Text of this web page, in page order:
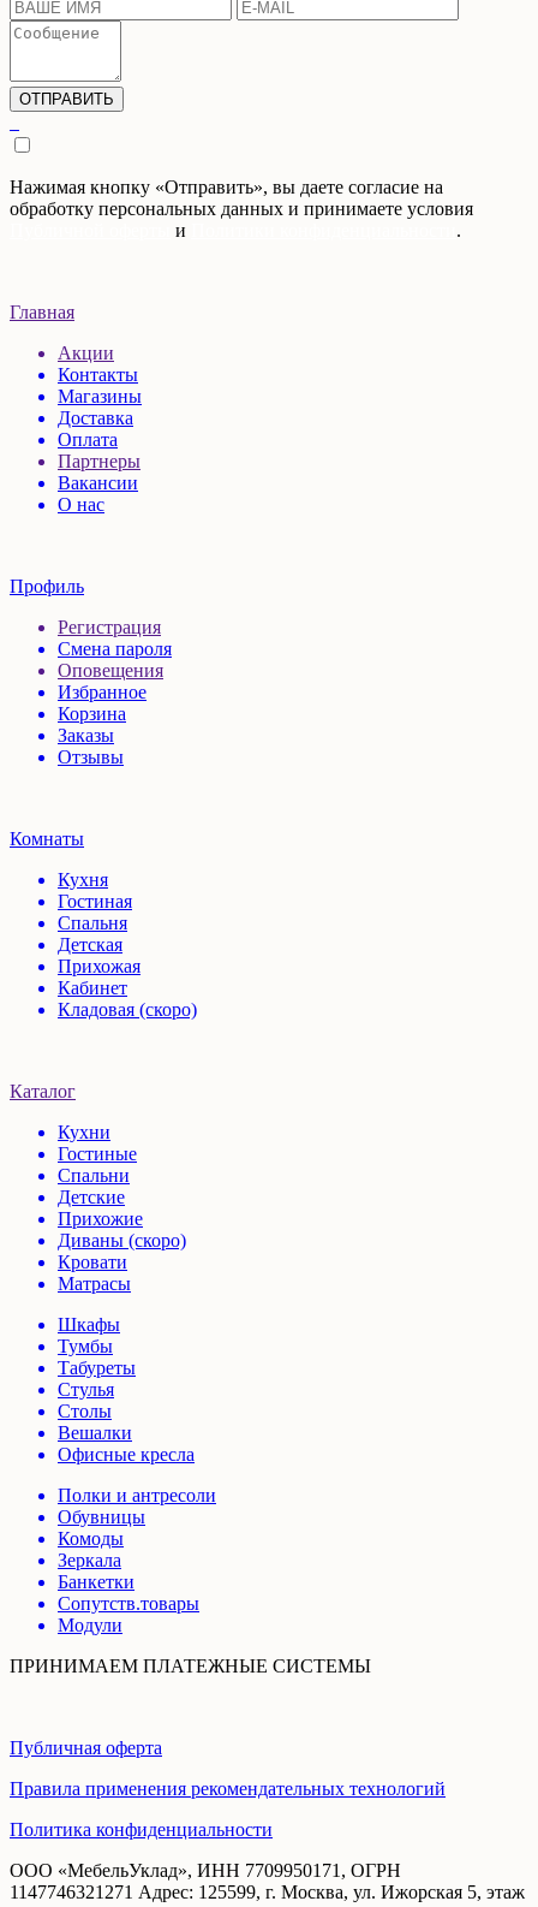
Нажимая кнопку «Отправить», вы даете согласие на
обработку персональных данных и принимаете условия
и .
Главная
Акции
Контакты
Магазины
Доставка
Оплата
Партнеры
Вакансии
О нас
Профиль
Регистрация
Смена пароля
Оповещения
Избранное
Корзина
Заказы
Отзывы
Комнаты
Кухня
Гостиная
Спальня
Детская
Прихожая
Кабинет
Кладовая (скоро)
Каталог
Кухни
Гостиные
Спальни
Детские
Прихожие
Диваны (скоро)
Кровати
Матрасы
Шкафы
Тумбы
Табуреты
Стулья
Столы
Вешалки
Офисные кресла
Полки и антресоли
Обувницы
Комоды
Зеркала
Банкетки
Сопутств.товары
Модули
ПРИНИМАЕМ ПЛАТЕЖНЫЕ СИСТЕМЫ
Публичная оферта
Правила применения рекомендательных технологий
Политика конфиденциальности
ООО «МебельУклад», ИНН 7709950171, ОГРН
1147746321271 Адрес: 125599, г. Москва, ул. Ижорская 5, этаж